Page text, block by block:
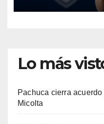
Lo más
Pachuca cierra
Micolta